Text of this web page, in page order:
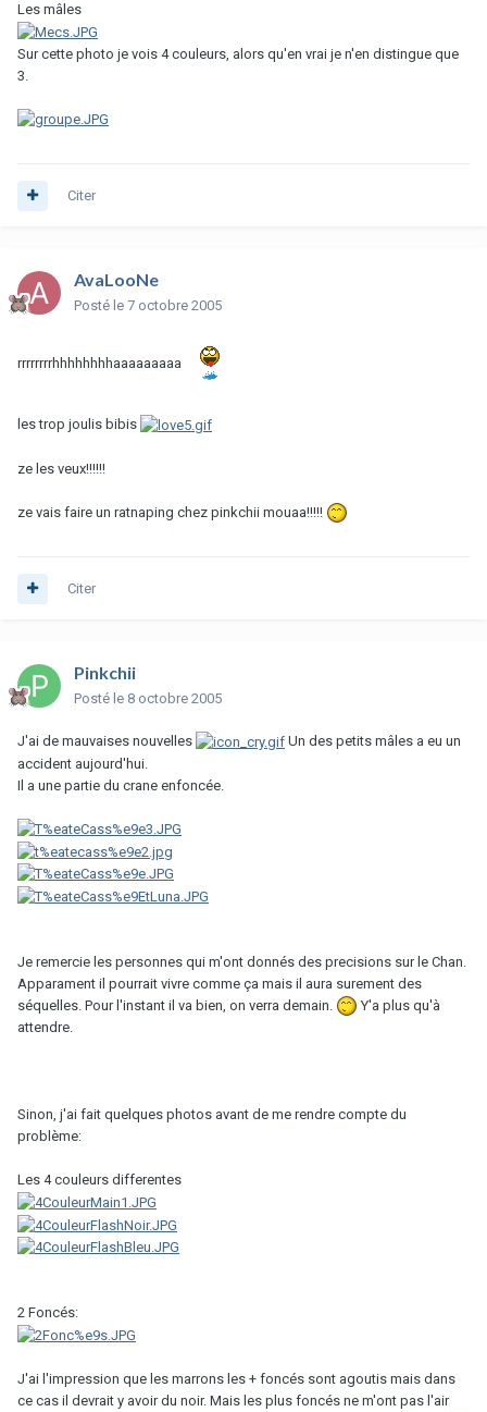
Les mâles
Sur cette photo je vois 4 couleurs, alors qu'en vrai je n'en distingue que
3.
Citer
AvaLooNe
Posté le 7 octobre 2005
rrrrrrrrhhhhhhhhaaaaaaaaa
les trop joulis bibis
ze les veux!!!!!!
ze vais faire un ratnaping chez pinkchii mouaa!!!!!
Citer
Pinkchii
Posté le 8 octobre 2005
J'ai de mauvaises nouvelles
Un des petits mâles a eu un
accident aujourd'hui.
Il a une partie du crane enfoncée.
Je remercie les personnes qui m'ont donnés des precisions sur le Chan.
Apparament il pourrait vivre comme ça mais il aura surement des
séquelles. Pour l'instant il va bien, on verra demain.
Y'a plus qu'à
attendre.
Sinon, j'ai fait quelques photos avant de me rendre compte du
problème:
Les 4 couleurs differentes
2 Foncés:
J'ai l'impression que les marrons les + foncés sont agoutis mais dans
ce cas il devrait y avoir du noir. Mais les plus foncés ne m'ont pas l'air